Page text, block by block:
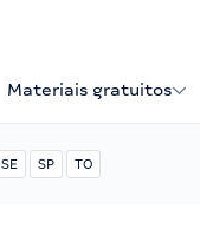
Materiais gratuitos
SE SP TO